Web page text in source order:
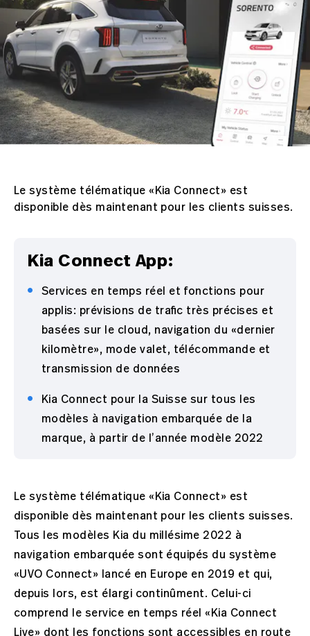
Le système télématique «Kia Connect» est
disponible dès maintenant pour les clients suisses.
Kia Connect App:
Services en temps réel et fonctions pour
applis: prévisions de trafic très précises et
basées sur le cloud, navigation du «dernier
kilomètre», mode valet, télécommande et
transmission de données
Kia Connect pour la Suisse sur tous les
modèles à navigation embarquée de la
marque, à partir de l’année modèle 2022
Le système télématique «Kia Connect» est
disponible dès maintenant pour les clients suisses.
Tous les modèles Kia du millésime 2022 à
navigation embarquée sont équipés du système
«UVO Connect» lancé en Europe en 2019 et qui,
depuis lors, est élargi continûment. Celui-ci
comprend le service en temps réel «Kia Connect
Live» dont les fonctions sont accessibles en route